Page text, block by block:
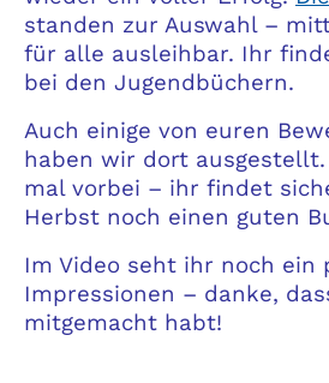
standen zur Auswahl –
für alle ausleihbar. Ihr
bei den Jugendbüchern.
Auch einige von euren
haben wir dort
mal vorbei – ihr findet
Herbst noch einen guten
Im Video seht ihr noch ein
Impressionen – danke,
mitgemacht habt!